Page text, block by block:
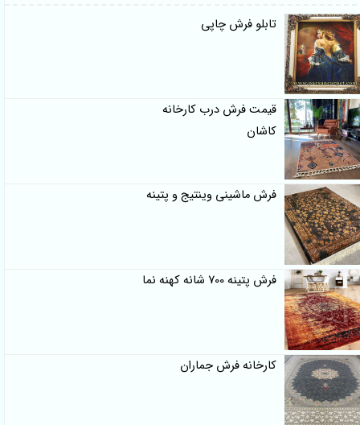
تابلو فرش چاپی
قیمت فرش درب کارخانه
کاشان
فرش ماشینی وینتیج و پتینه
فرش پتینه 700 شانه کهنه نما
کارخانه فرش جماران